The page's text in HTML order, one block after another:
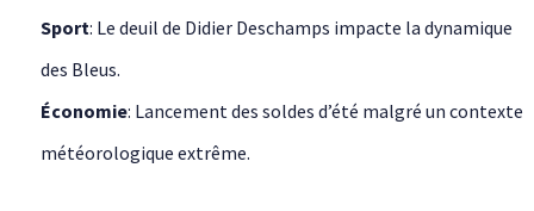
Sport: Le deuil de Didier Deschamps impacte la dynamique
des Bleus.
Économie: Lancement des soldes d’été malgré un contexte
météorologique extrême.